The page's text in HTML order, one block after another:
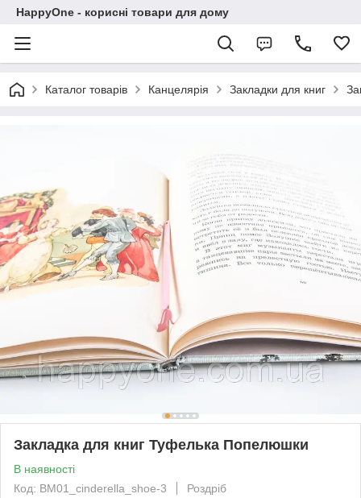
HappyOne - корисні товари для дому
Каталог товарів Канцелярія Закладки для книг
Закладка для книг Туфелька Попелюшки
В наявності
Код: BM01_cinderella_shoe-3
Роздріб